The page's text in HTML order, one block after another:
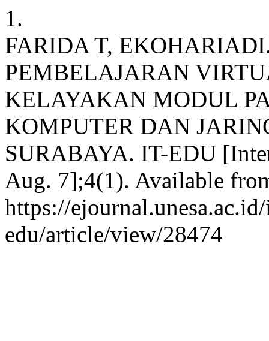
1.
FARIDA T,
PEMBELAJARAN
KELAYAKAN MODUL
KOMPUTER DAN
SURABAYA. IT-EDU
Aug. 7];4(1). Available
https://
edu/article/view/28474